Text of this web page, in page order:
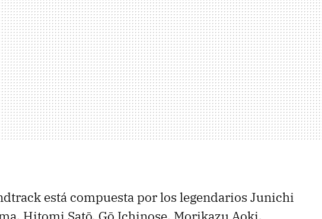
está compuesta por los legendarios Junichi